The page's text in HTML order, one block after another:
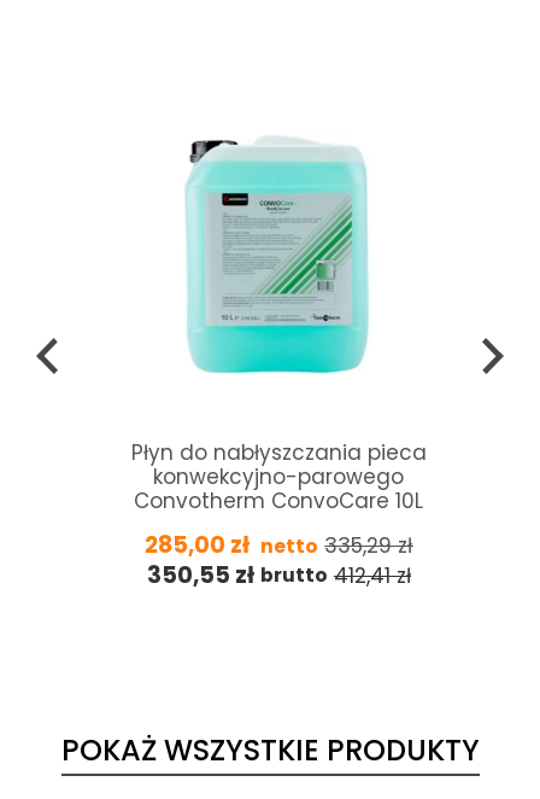
Płyn do nabłyszczania pieca
konwekcyjno-parowego
Convotherm ConvoCare 10L
285,00 zł netto 335,29zł
350,55 zł brutto 412,41zł
POKAŻ WSZYSTKIE PRODUKTY